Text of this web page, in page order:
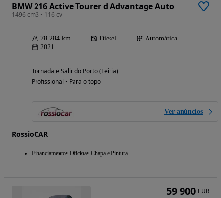
BMW 216 Active Tourer d Advantage Auto
1496 cm3 • 116 cv
78 284 km Diesel
Automática
2021
Tornada e Salir do Porto (Leiria)
Profissional • Para o topo
Ver anúncios
RossioCAR
Financiamento Oficina Chapa e Pintura
59 900 EUR